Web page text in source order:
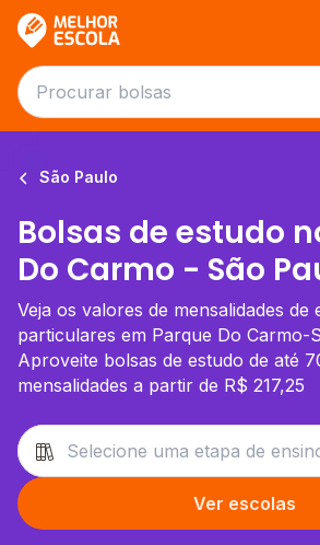
São Paulo
Bolsas de estudo
Do Carmo - São
Veja os valores de mensalidades de
particulares em Parque Do Carmo-
Aproveite bolsas de estudo de até
mensalidades a partir de R$ 217,25
Ver escolas